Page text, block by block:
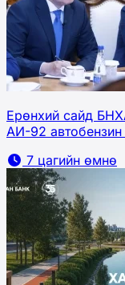
Ерөнхий сайд
АИ-92 автобензин
7 цагийн өмнө